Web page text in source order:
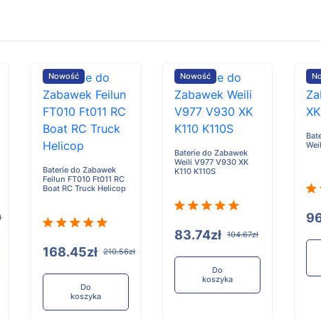
Nowość
Baterie do Zabawek
Feilun FT010 Ft011 RC
Boat RC Truck Helicop
168.45zł 210.56zł
Do
koszyka
Nowość
Baterie do Zabawek
Weili V977 V930 XK
K110 K110S
83.74zł 104.67zł
Do
koszyka